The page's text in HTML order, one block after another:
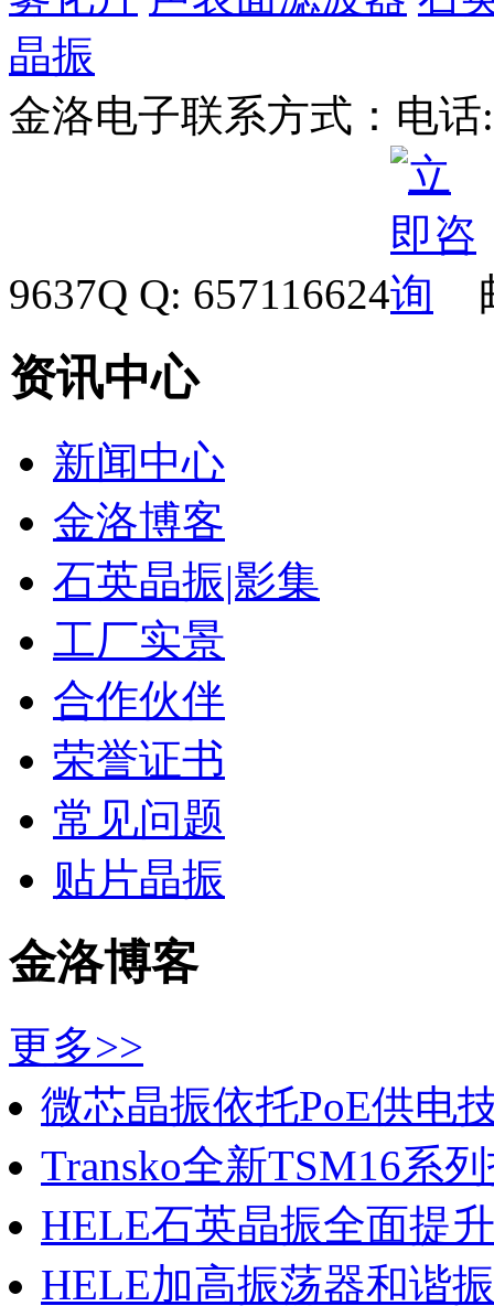
晶振
金洛电子联系方式： 电话
9637Q Q: 657116624
资讯中心
新闻中心
金洛博客
石英晶振|影集
工厂实景
合作伙伴
荣誉证书
常见问题
贴片晶振
金洛博客
更多>>
微芯晶振依托PoE供电
Transko全新TSM16系
HELE石英晶振全面提
HELE加高振荡器和谐